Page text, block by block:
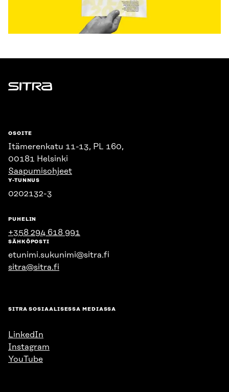
Sitra
OSOITE
Itämerenkatu 11-13, PL 160,
00181 Helsinki
Saapumisohjeet
Y-TUNNUS
0202132-3
PUHELIN
+358 294 618 991
SÄHKÖPOSTI
etunimi.sukunimi@sitra.fi
sitra@sitra.fi
SITRA SOSIAALISESSA MEDIASSA
LinkedIn
Instagram
YouTube